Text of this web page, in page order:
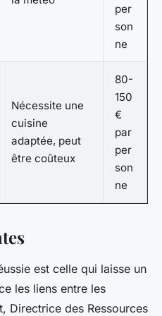
per
son
ne
Nécessite une
cuisine
adaptée, peut
être coûteux
80-
150
€
par
per
son
ne
est celle qui laisse un
les liens entre les
Directrice des Ressources